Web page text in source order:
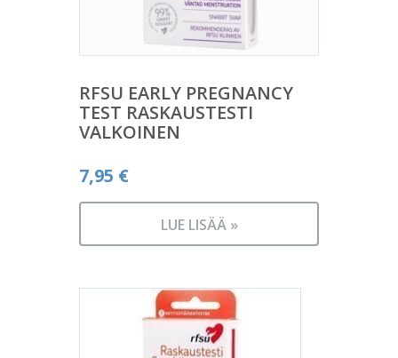
RFSU EARLY PREGNANCY
TEST RASKAUSTESTI
VALKOINEN
7,95 €
LUE LISÄÄ »